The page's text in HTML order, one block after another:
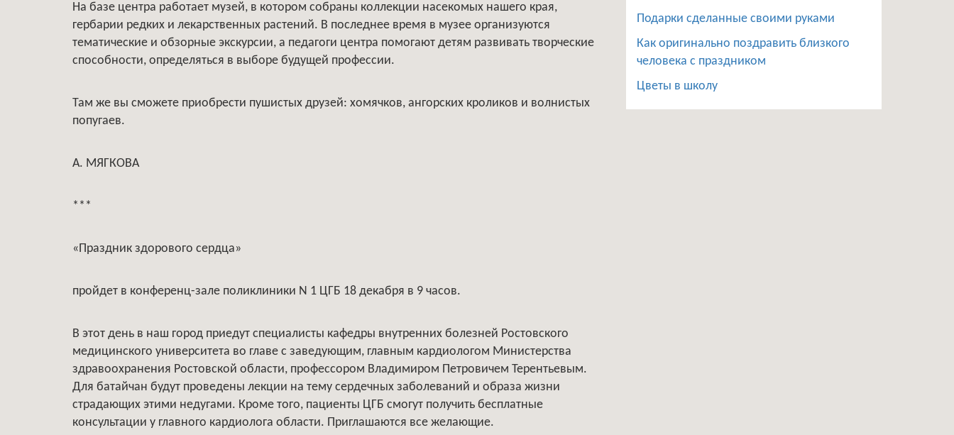
На базе центра работает музей, в котором собраны коллекции насекомых нашего края,
гербарии редких и лекарственных растений. В последнее время в музее организуются
тематические и обзорные экскурсии, а педагоги центра помогают детям развивать творческие
способности, определяться в выборе будущей профессии.
Там же вы сможете приобрести пушистых друзей: хомячков, ангорских кроликов и волнистых
попугаев.
А. МЯГКОВА
***
«Праздник здорового сердца»
пройдет в конференц-зале поликлиники N 1 ЦГБ 18 декабря в 9 часов.
В этот день в наш город приедут специалисты кафедры внутренних болезней Ростовского
медицинского университета во главе с заведующим, главным кардиологом Министерства
здравоохранения Ростовской области, профессором Владимиром Петровичем Терентьевым.
Для батайчан будут проведены лекции на тему сердечных заболеваний и образа жизни
страдающих этими недугами. Кроме того, пациенты ЦГБ смогут получить бесплатные
консультации у главного кардиолога области. Приглашаются все желающие.
Подарки сделанные своими руками
Как оригинально поздравить близкого
человека с праздником
Цветы в школу